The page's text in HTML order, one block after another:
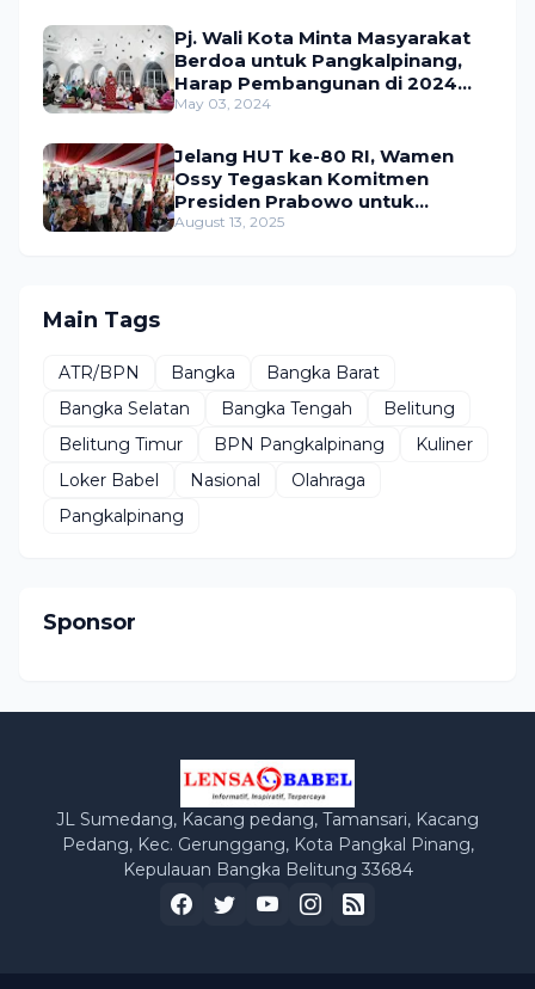
Pj. Wali Kota Minta Masyarakat
Berdoa untuk Pangkalpinang,
Harap Pembangunan di 2024
Berjalan Lancar
May 03, 2024
Jelang HUT ke-80 RI, Wamen
Ossy Tegaskan Komitmen
Presiden Prabowo untuk
Menyejahterakan Rakyat
August 13, 2025
Main Tags
ATR/BPN Bangka
Bangka Barat
Bangka Selatan
Bangka Tengah
Belitung
Belitung Timur
BPN Pangkalpinang
Kuliner
Loker Babel
Nasional
Olahraga
Pangkalpinang
Sponsor
JL Sumedang, Kacang pedang, Tamansari, Kacang
Pedang, Kec. Gerunggang, Kota Pangkal Pinang,
Kepulauan Bangka Belitung 33684